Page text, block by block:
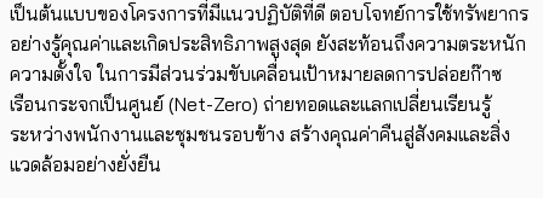
เป็นต้นแบบของโครงการที่มีแนวปฏิบัติที่ดี ตอบโจทย์การใช้ทรัพยากร
อย่างรู้คุณค่าและเกิดประสิทธิภาพสูงสุด ยังสะท้อนถึงความตระหนัก
ความตั้งใจ ในการมีส่วนร่วมขับเคลื่อนเป้าหมายลดการปล่อยก๊าซ
เรือนกระจกเป็นศูนย์ (Net-Zero) ถ่ายทอดและแลกเปลี่ยนเรียนรู้
ระหว่างพนักงานและชุมชนรอบข้าง สร้างคุณค่าคืนสู่สังคมและสิ่ง
แวดล้อมอย่างยั่งยืน